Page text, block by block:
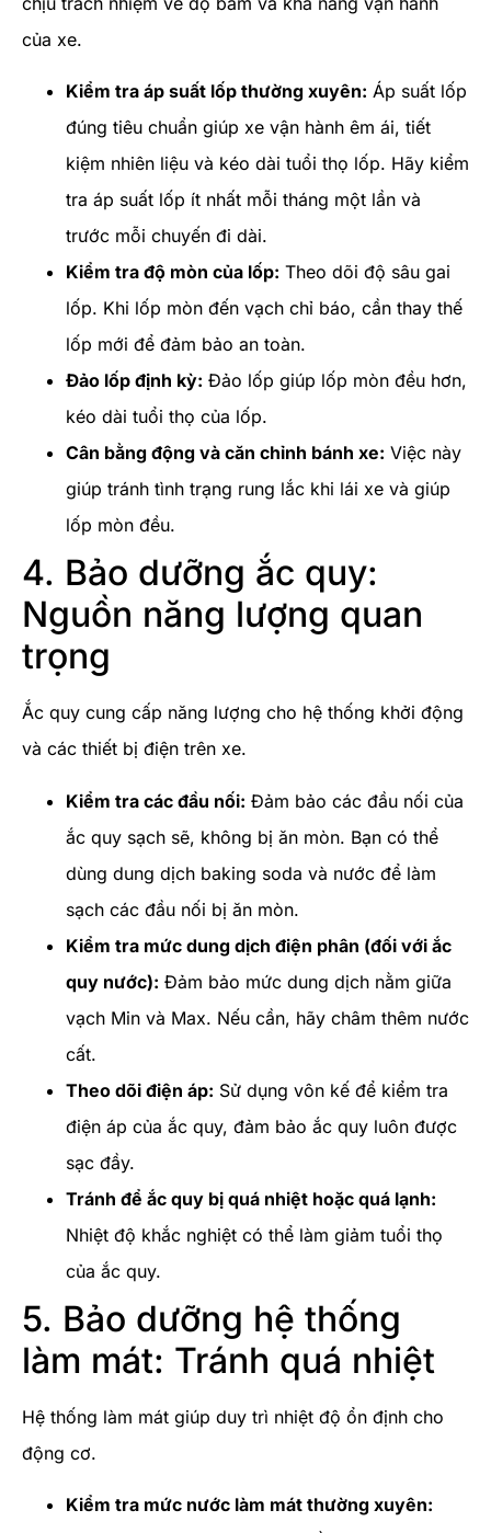
của xe.
Kiểm tra áp suất lốp thường xuyên: Áp suất lốp
đúng tiêu chuẩn giúp xe vận hành êm ái, tiết
kiệm nhiên liệu và kéo dài tuổi thọ lốp. Hãy kiểm
tra áp suất lốp ít nhất mỗi tháng một lần và
trước mỗi chuyến đi dài.
Kiểm tra độ mòn của lốp: Theo dõi độ sâu gai
lốp. Khi lốp mòn đến vạch chỉ báo, cần thay thế
lốp mới để đảm bảo an toàn.
Đảo lốp định kỳ: Đảo lốp giúp lốp mòn đều hơn,
kéo dài tuổi thọ của lốp.
Cân bằng động và căn chỉnh bánh xe: Việc này
giúp tránh tình trạng rung lắc khi lái xe và giúp
lốp mòn đều.
4. Bảo dưỡng ắc quy:
Nguồn năng lượng quan
trọng
Ắc quy cung cấp năng lượng cho hệ thống khởi động
và các thiết bị điện trên xe.
Kiểm tra các đầu nối: Đảm bảo các đầu nối của
ắc quy sạch sẽ, không bị ăn mòn. Bạn có thể
dùng dung dịch baking soda và nước để làm
sạch các đầu nối bị ăn mòn.
Kiểm tra mức dung dịch điện phân (đối với ắc
quy nước): Đảm bảo mức dung dịch nằm giữa
vạch Min và Max. Nếu cần, hãy châm thêm nước
cất.
Theo dõi điện áp: Sử dụng vôn kế để kiểm tra
điện áp của ắc quy, đảm bảo ắc quy luôn được
sạc đầy.
Tránh để ắc quy bị quá nhiệt hoặc quá lạnh:
Nhiệt độ khắc nghiệt có thể làm giảm tuổi thọ
của ắc quy.
5. Bảo dưỡng hệ thống
làm mát: Tránh quá nhiệt
Hệ thống làm mát giúp duy trì nhiệt độ ổn định cho
động cơ.
Kiểm tra mức nước làm mát thường xuyên: